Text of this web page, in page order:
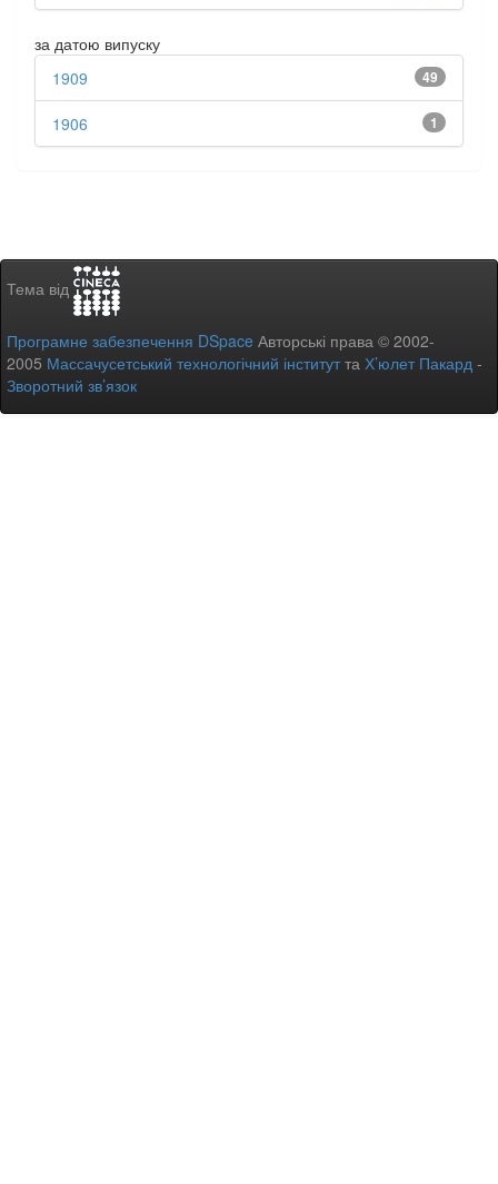
за датою випуску
49
1909
1
1906
Тема від
Програмне забезпечення DSpace Авторські права © 2002-
2005 Массачусетський технологічний інститутта Х’юлет Пакард -
Зворотний зв’язок